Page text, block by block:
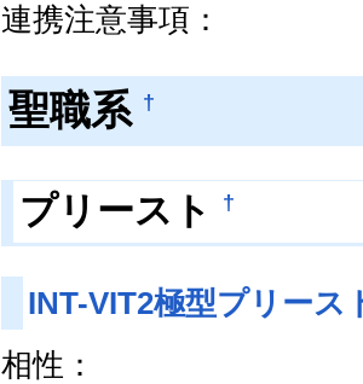
連携注意事項：
聖職系 †
プリースト †
INT-VIT2極型プリース
相性：